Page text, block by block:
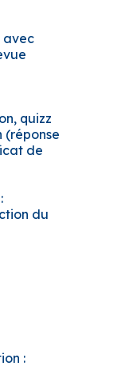
avec
quizz
(réponse
de
du
: